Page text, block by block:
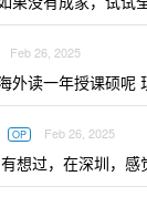
Feb 26, 2025
外读一年授课硕呢
OP Feb 26, 2025
有想过，在深圳，